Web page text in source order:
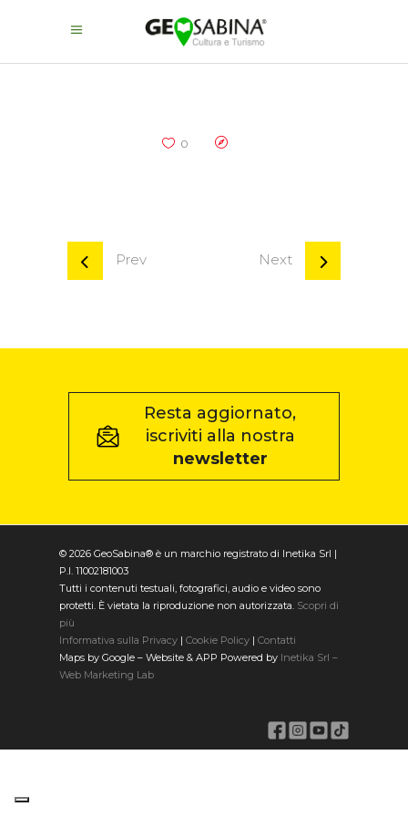
0
Prev Next
Resta aggiornato,
iscriviti alla nostra
newsletter
© 2026 GeoSabina® è un marchio registrato di Inetika Srl |
P.I. 11002181003
Tutti i contenuti testuali, fotografici, audio e video sono
protetti. È vietata la riproduzione non autorizzata. Scopri di
più
Informativa sulla Privacy | Cookie Policy | Contatti
Maps by Google – Website & APP Powered by Inetika Srl –
Web Marketing Lab